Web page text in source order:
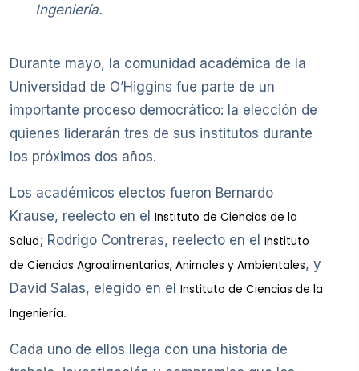
Ingeniería.
Durante mayo, la comunidad académica de la
Universidad de O’Higgins fue parte de un
importante proceso democrático: la elección de
quienes liderarán tres de sus institutos durante
los próximos dos años.
Los académicos electos fueron Bernardo
Krause, reelecto en el Instituto de Ciencias de la
Salud; Rodrigo Contreras, reelecto en el Instituto
de Ciencias Agroalimentarias, Animales y Ambientales, y
David Salas, elegido en el Instituto de Ciencias de la
Ingeniería.
Cada uno de ellos llega con una historia de